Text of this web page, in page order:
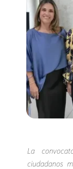
La
ciudadanos